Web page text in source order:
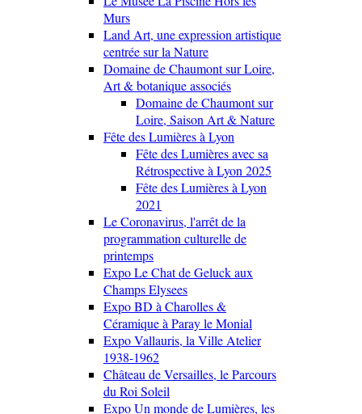
Murs
Land Art, une expression artistique
centrée sur la Nature
Domaine de Chaumont sur Loire,
Art & botanique associés
Domaine de Chaumont sur
Loire, Saison Art & Nature
Fête des Lumières à Lyon
Fête des Lumières avec sa
Rétrospective à Lyon 2025
Fête des Lumières à Lyon
2021
Le Coronavirus, l'arrêt de la
programmation culturelle de
printemps
Expo Le Chat de Geluck aux
Champs Elysees
Expo BD à Charolles &
Céramique à Paray le Monial
Expo Vallauris, la Ville Atelier
1938-1962
Château de Versailles, le Parcours
du Roi Soleil
Expo Un monde de Lumières, les